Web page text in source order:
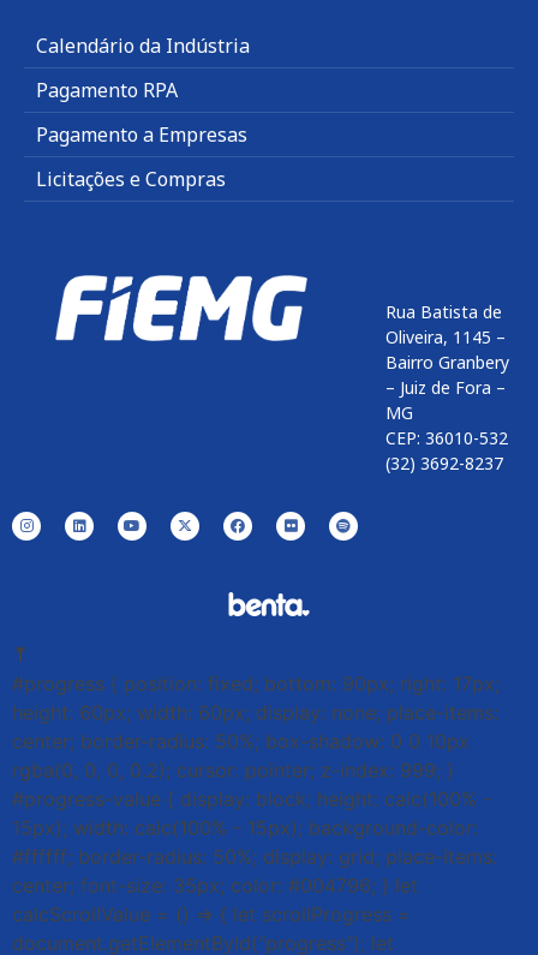
Calendário da Indústria
Pagamento RPA
Pagamento a Empresas
Licitações e Compras
Rua Batista de
Oliveira, 1145 –
Bairro Granbery
– Juiz de Fora –
MG
CEP: 36010-532
(32) 3692-8237
⤒
#progress { position: fixed; bottom: 90px; right: 17px;
height: 60px; width: 60px; display: none; place-items:
center; border-radius: 50%; box-shadow: 0 0 10px
rgba(0, 0, 0, 0.2); cursor: pointer; z-index: 999; }
#progress-value { display: block; height: calc(100% -
15px); width: calc(100% - 15px); background-color:
#ffffff; border-radius: 50%; display: grid; place-items:
center; font-size: 35px; color: #004796; } let
calcScrollValue = () => { let scrollProgress =
document.getElementById("progress"); let